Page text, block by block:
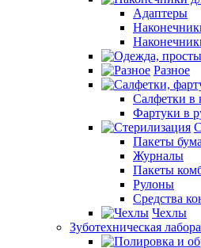
Адаптеры
Разное
Салфетки в
Фартуки в
Пакеты
Журналы
Пакеты
Рулоны
Средства
Чехлы
Зуботехническая